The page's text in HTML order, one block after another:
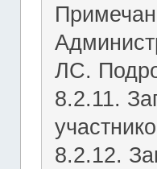
ЛС.
8.2.11.
8.2.12.